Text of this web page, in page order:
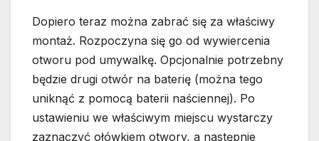
Dopiero teraz można zabrać się za właściwy
montaż. Rozpoczyna się go od wywiercenia
otworu pod umywalkę. Opcjonalnie potrzebny
będzie drugi otwór na baterię (można tego
uniknąć z pomocą baterii naściennej). Po
ustawieniu we właściwym miejscu wystarczy
zaznaczyć ołówkiem otwory, a następnie